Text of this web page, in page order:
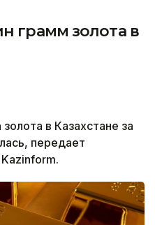
грамм золота в
в Казахстане за
передает